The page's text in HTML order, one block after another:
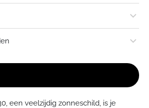
verzending vanaf € 50,-
een veelzijdig zonneschild, is je